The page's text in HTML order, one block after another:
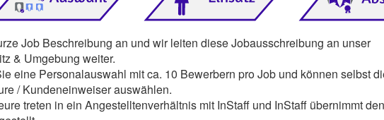
Job Beschreibung an und wir leiten diese Jobausschreibung an unser
& Umgebung weiter.
eine Personalauswahl mit ca. 10 Bewerbern pro Job und können selbst
/ Kundeneinweiser auswählen.
treten in ein Angestelltenverhältnis mit InStaff und InStaff übernimmt